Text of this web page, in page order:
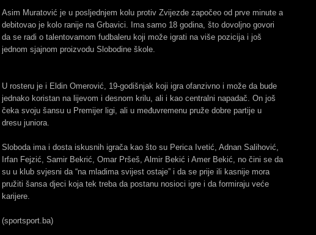
Asim Muratović je u posljednjem kolu protiv Zvijezde započeo od prve minute a
debitovao je kolo ranije na Grbavici. Ima samo 18 godina, što dovoljno govori
da se radi o talentovamom fudbaleru koji može igrati na više pozicija i još
jednom sjajnom proizvodu Slobodine škole.
U rosteru je i Eldin Omerović, 19-godišnjak koji igra ofanzivno i može da bude
jednako koristan na lijevom i desnom krilu, ali i kao centralni napadač. On još
čeka svoju šansu u Premijer ligi, ali u međuvremenu pruže dobre partije u
dresu juniora.
Sloboda ima i dosta iskusnih igrača kao što su Perica Ivetić, Adnan Salihović,
Irfan Fejzić, Samir Bekrić, Omar Pršeš, Almir Bekić i Amer Bekić, no čini se da
su u klub svjesni da “na mladima svijest ostaje” i da se prije ili kasnije mora
pružiti šansa djeci koja tek treba da postanu nosioci igre i da formiraju veće
karijere.
(sportsport.ba)